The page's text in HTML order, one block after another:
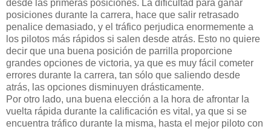
desde las primeras posiciones. La dificultad para ganar
posiciones durante la carrera, hace que salir retrasado
penalice demasiado, y el tráfico perjudica enormemente a
los pilotos más rápidos si salen desde atrás. Esto no quiere
decir que una buena posición de parrilla proporcione
grandes opciones de victoria, ya que es muy fácil cometer
errores durante la carrera, tan sólo que saliendo desde
atrás, las opciones disminuyen drásticamente.
Por otro lado, una buena elección a la hora de afrontar la
vuelta rápida durante la calificación es vital, ya que si se
encuentra tráfico durante la misma, hasta el mejor piloto con